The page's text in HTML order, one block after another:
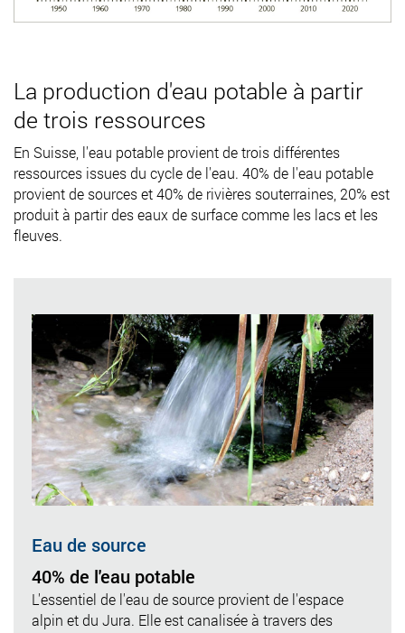
La production d'eau potable à partir
de trois ressources
En Suisse, l'eau potable provient de trois différentes
ressources issues du cycle de l'eau. 40% de l'eau potable
provient de sources et 40% de rivières souterraines, 20% est
produit à partir des eaux de surface comme les lacs et les
fleuves.
Eau de source
40% de l'eau potable
L'essentiel de l'eau de source provient de l'espace
alpin et du Jura. Elle est canalisée à travers des